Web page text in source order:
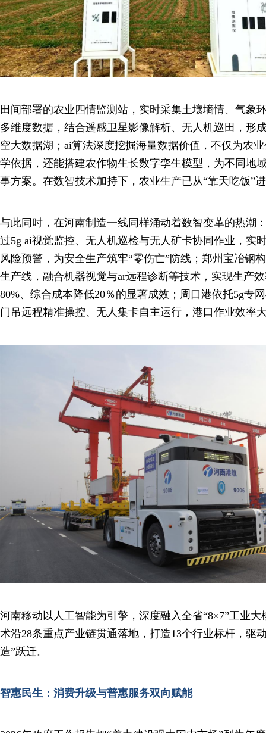
田间部署的农业四情监测站，实时采集土壤墒情、气象
多维度数据，结合遥感卫星影像解析、无人机巡田，形
空大数据湖；ai算法深度挖掘海量数据价值，不仅为农
学依据，还能搭建农作物生长数字孪生模型，为不同地
事方案。在数智技术加持下，农业生产已从“靠天吃饭”
与此同时，在河南制造一线同样涌动着数智变革的热潮
过5g ai视觉监控、无人机巡检与无人矿卡协同作业，实
风险预警，为安全生产筑牢“零伤亡”防线；郑州宝冶钢
生产线，融合机器视觉与ar远程诊断等技术，实现生产
80%、综合成本降低20％的显著成效；周口港依托5g专
门吊远程精准操控、无人集卡自主运行，港口作业效率
河南移动以人工智能为引擎，深度融入全省“8×7”工业
术沿28条重点产业链贯通落地，打造13个行业标杆，驱
造”跃迁。
智惠民生：消费升级与普惠服务双向赋能